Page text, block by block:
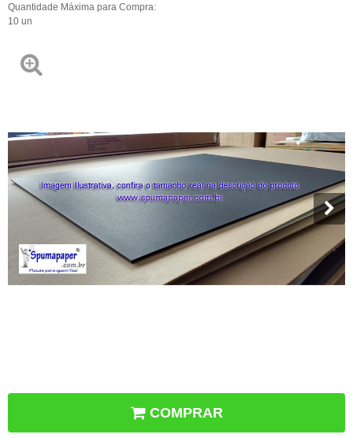
Quantidade Máxima para Compra:
10 un
COMPRAR